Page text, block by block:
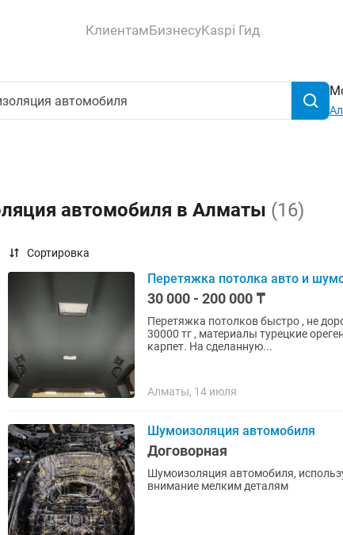
КлиентамБизнесуKaspi Гид
автомобиля в Алматы (16)
Сортировка
Перетяжка потолка авто и
30 000 - 200 000 ₸
Перетяжка потолков быстро , не
30000 тг , материалы турецкие
карпет. На сделанную...
Алматы, 14 июля
Шумоизоляция автомобиля
Договорная
Шумоизоляция автомобиля,
внимание мелким деталям